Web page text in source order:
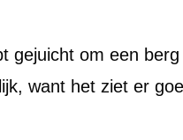
om een
want het ziet er